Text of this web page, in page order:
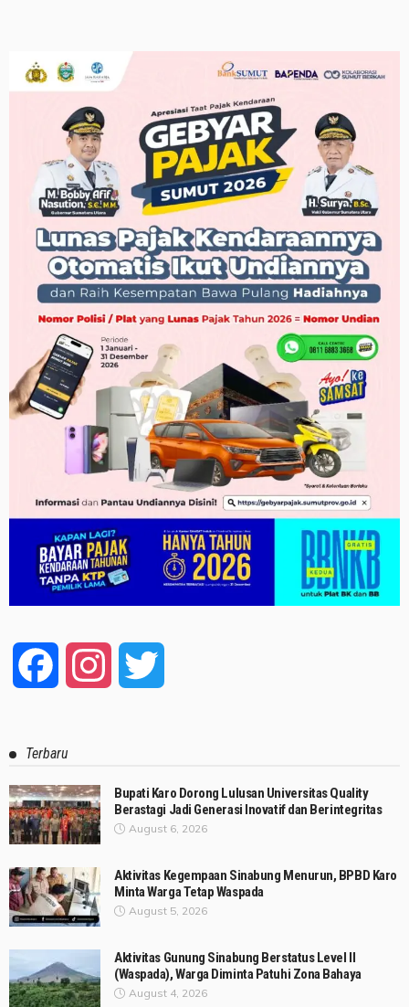
Facebook Instagram
Terbaru
Bupati Karo Dorong Lulusan Universitas Quality
Berastagi Jadi Generasi Inovatif dan Berintegritas
August 6, 2026
Aktivitas Kegempaan Sinabung Menurun, BPBD Karo
Minta Warga Tetap Waspada
August 5, 2026
Aktivitas Gunung Sinabung Berstatus Level II
(Waspada), Warga Diminta Patuhi Zona Bahaya
August 4, 2026